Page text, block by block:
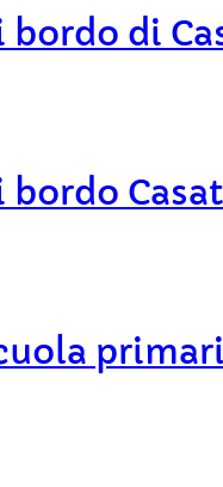
di
bordo